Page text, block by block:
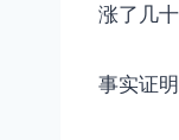
涨了几十
事实证